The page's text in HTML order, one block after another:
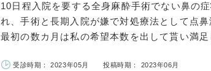
10日程入院を要する全身麻酔手術でない鼻の
れ、手術と長期入院が嫌で対処療法として点
最初の数カ月は私の希望本数を出して貰い満
受診時期： 2023年05月 投稿時期： 2023年06月